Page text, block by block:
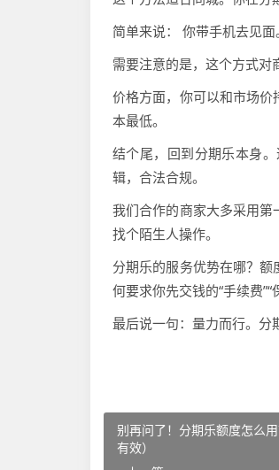
简单来说： 你带手机去见
需要注意的是，这个方式
价格方面，你可以和市场
本最低。
结个尾，回到分期乐本身
辑，合法合规。
我们合作的商家大多采用
找个陌生人操作。
分期乐的服务优势在哪？
何要求你先交钱的“手续费”“
最后说一句：量力而行。分
别再问了！分期乐额度怎么
有效）